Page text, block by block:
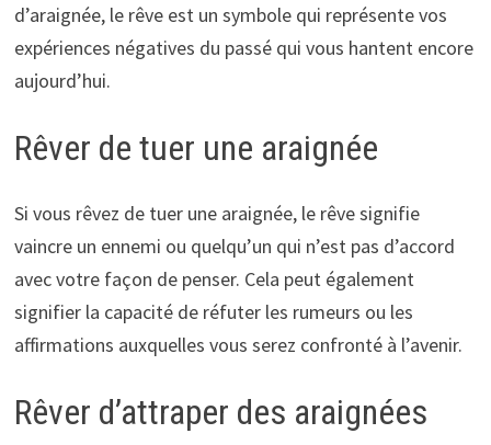
d’araignée, le rêve est un symbole qui représente vos
expériences négatives du passé qui vous hantent encore
aujourd’hui.
Rêver de tuer une araignée
Si vous rêvez de tuer une araignée, le rêve signifie
vaincre un ennemi ou quelqu’un qui n’est pas d’accord
avec votre façon de penser. Cela peut également
signifier la capacité de réfuter les rumeurs ou les
affirmations auxquelles vous serez confronté à l’avenir.
Rêver d’attraper des araignées